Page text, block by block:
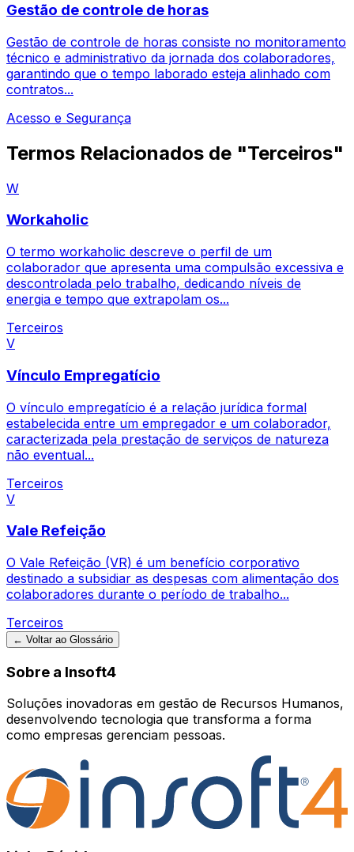
Gestão de controle de horas
Gestão de controle de horas consiste no monitoramento
técnico e administrativo da jornada dos colaboradores,
garantindo que o tempo laborado esteja alinhado com
contratos...
Acesso e Segurança
Termos Relacionados de "Terceiros"
W
Workaholic
O termo workaholic descreve o perfil de um
colaborador que apresenta uma compulsão excessiva e
descontrolada pelo trabalho, dedicando níveis de
energia e tempo que extrapolam os...
Terceiros
V
Vínculo Empregatício
O vínculo empregatício é a relação jurídica formal
estabelecida entre um empregador e um colaborador,
caracterizada pela prestação de serviços de natureza
não eventual...
Terceiros
V
Vale Refeição
O Vale Refeição (VR) é um benefício corporativo
destinado a subsidiar as despesas com alimentação dos
colaboradores durante o período de trabalho...
Terceiros
← Voltar ao Glossário
Sobre a Insoft4
Soluções inovadoras em gestão de Recursos Humanos,
desenvolvendo tecnologia que transforma a forma
como empresas gerenciam pessoas.